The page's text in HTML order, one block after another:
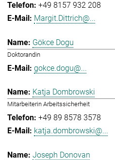
+49 8157 932 208
Margit.Dittrich@...
Gökce Dogu
Doktorandin
gokce.dogu@...
Katja Dombrowski
Mitarbeiterin Arbeitssicherheit
+49 89 8578 3578
katja.dombrowski@...
Joseph Donovan